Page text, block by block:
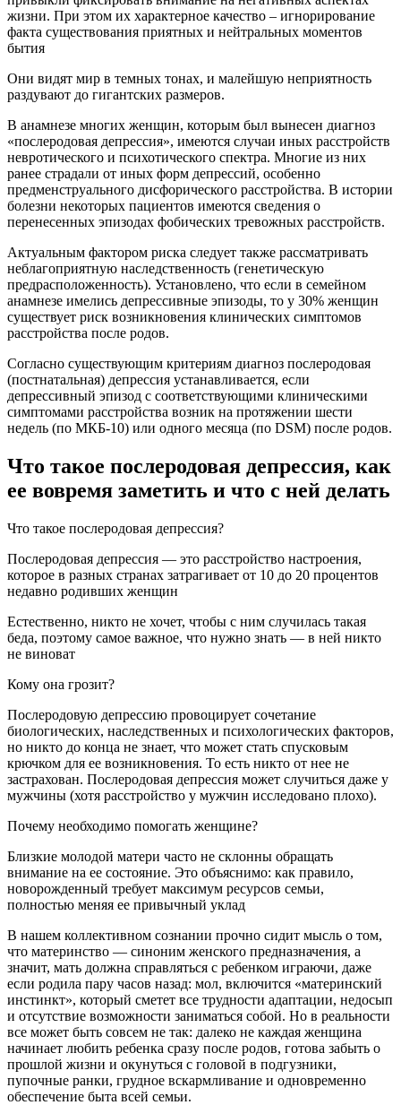
жизни. При этом их характерное качество – игнорирование
факта существования приятных и нейтральных моментов
бытия
Они видят мир в темных тонах, и малейшую неприятность
раздувают до гигантских размеров.
В анамнезе многих женщин, которым был вынесен диагноз
«послеродовая депрессия», имеются случаи иных расстройств
невротического и психотического спектра. Многие из них
ранее страдали от иных форм депрессий, особенно
предменструального дисфорического расстройства. В истории
болезни некоторых пациентов имеются сведения о
перенесенных эпизодах фобических тревожных расстройств.
Актуальным фактором риска следует также рассматривать
неблагоприятную наследственность (генетическую
предрасположенность). Установлено, что если в семейном
анамнезе имелись депрессивные эпизоды, то у 30% женщин
существует риск возникновения клинических симптомов
расстройства после родов.
Согласно существующим критериям диагноз послеродовая
(постнатальная) депрессия устанавливается, если
депрессивный эпизод с соответствующими клиническими
симптомами расстройства возник на протяжении шести
недель (по МКБ-10) или одного месяца (по DSM) после родов.
Что такое послеродовая депрессия, как
ее вовремя заметить и что с ней делать
Что такое послеродовая депрессия?
Послеродовая депрессия — это расстройство настроения,
которое в разных странах затрагивает от 10 до 20 процентов
недавно родивших женщин
Естественно, никто не хочет, чтобы с ним случилась такая
беда, поэтому самое важное, что нужно знать — в ней никто
не виноват
Кому она грозит?
Послеродовую депрессию провоцирует сочетание
биологических, наследственных и психологических факторов,
но никто до конца не знает, что может стать спусковым
крючком для ее возникновения. То есть никто от нее не
застрахован. Послеродовая депрессия может случиться даже у
мужчины (хотя расстройство у мужчин исследовано плохо).
Почему необходимо помогать женщине?
Близкие молодой матери часто не склонны обращать
внимание на ее состояние. Это объяснимо: как правило,
новорожденный требует максимум ресурсов семьи,
полностью меняя ее привычный уклад
В нашем коллективном сознании прочно сидит мысль о том,
что материнство — синоним женского предназначения, а
значит, мать должна справляться с ребенком играючи, даже
если родила пару часов назад: мол, включится «материнский
инстинкт», который сметет все трудности адаптации, недосып
и отсутствие возможности заниматься собой. Но в реальности
все может быть совсем не так: далеко не каждая женщина
начинает любить ребенка сразу после родов, готова забыть о
прошлой жизни и окунуться с головой в подгузники,
пупочные ранки, грудное вскармливание и одновременно
обеспечение быта всей семьи.